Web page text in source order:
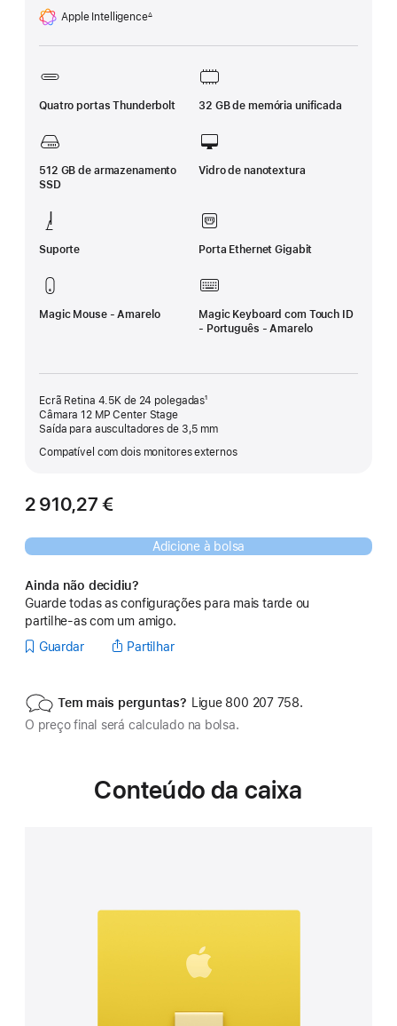
Apple Intelligence
Nota
∆
Quatro portas Thunderbolt 32 GB de memória unificada
512 GB de armazenamento
SSD
Vidro de nanotextura
Suporte Porta Ethernet Gigabit
Magic Mouse - Amarelo
Magic Keyboard com Touch ID
- Português - Amarelo
Ecrã Retina 4.5K de 24 polegadas¹
Câmara 12 MP Center Stage
Saída para auscultadores de 3,5 mm
Compatível com dois monitores externos
2 910,27 €
Adicione à bolsa
Ainda não decidiu?
Guarde todas as configurações para mais tarde ou
partilhe‑as com um amigo.
Guardar
Partilhar
Tem mais perguntas?
Ligue 800 207 758.
O preço final será calculado na bolsa.
Conteúdo da caixa